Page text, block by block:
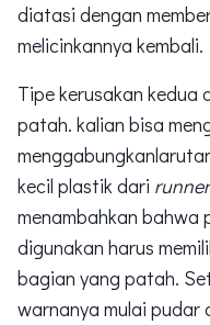
diatasi dengan
melicinkannya kembali.
Tipe kerusakan kedua
patah. kalian bisa
kecil plastik dari runner
menambahkan bahwa
digunakan harus
bagian yang patah.
warnanya mulai